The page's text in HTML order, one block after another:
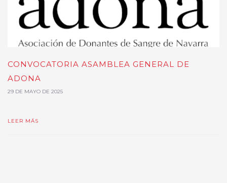
CONVOCATORIA ASAMBLEA GENERAL DE
ADONA
29 DE MAYO DE 2025
LEER MÁS